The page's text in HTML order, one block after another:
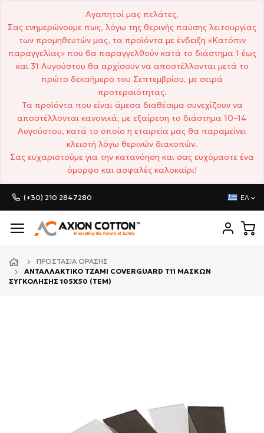
Αγαπητοί μας πελάτες,
Σας ενημερώνουμε πως, λόγω της θερινής παύσης λειτουργίας
των προμηθευτών μας, τα προϊόντα με ένδειξη «Κατόπιν
παραγγελίας» που θα παραγγελθούν κατά το διάστημα 1 έως
και 31 Αυγούστου θα αρχίσουν να αποστέλλονται μετά το
πρώτο δεκαήμερο του Σεπτεμβρίου, με σειρά
προτεραιότητας.
Τα προϊόντα που είναι άμεσα διαθέσιμα συνεχίζουν να
αποστέλλονται κανονικά, με εξαίρεση το διάστημα 10–14
Αυγούστου, κατά το οποίο η εταιρεία μας θα παραμείνει
κλειστή λόγω θερινών διακοπών.
Σας ευχαριστούμε για την κατανόηση και σας ευχόμαστε ένα
όμορφο και ασφαλές καλοκαίρι!
(+30) 210 2847280 ΕΛ
ΠΡΟΣΤΑΣΊΑ ΌΡΑΣΗΣ
ΑΝΤΑΛΛΑΚΤΙΚΟ ΤΖΑΜΙ COVERGUARD T11 ΜΑΣΚΩΝ
ΣΥΓΚΟΛΗΣΗΣ 105Χ50 (ΤΕΜ)